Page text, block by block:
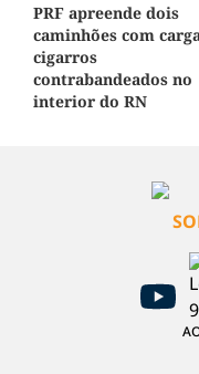
PRF apreende dois
caminhões com
cigarros
contrabandeados no
interior do RN